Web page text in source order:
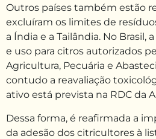
Outros países também estão
excluíram os limites de
a Índia e a Tailândia. No
e uso para citros autorizados
Agricultura, Pecuária e
contudo a reavaliação
ativo está prevista na RDC da
Dessa forma, é reafirmada a
da adesão dos citricultores à